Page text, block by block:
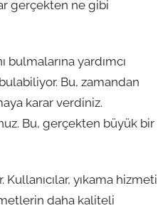
gerçekten ne gibi
bulmalarına yardımcı
Bu, zamandan
karar verdiniz.
Bu, gerçekten büyük bir
yıkama hizmeti
daha kaliteli